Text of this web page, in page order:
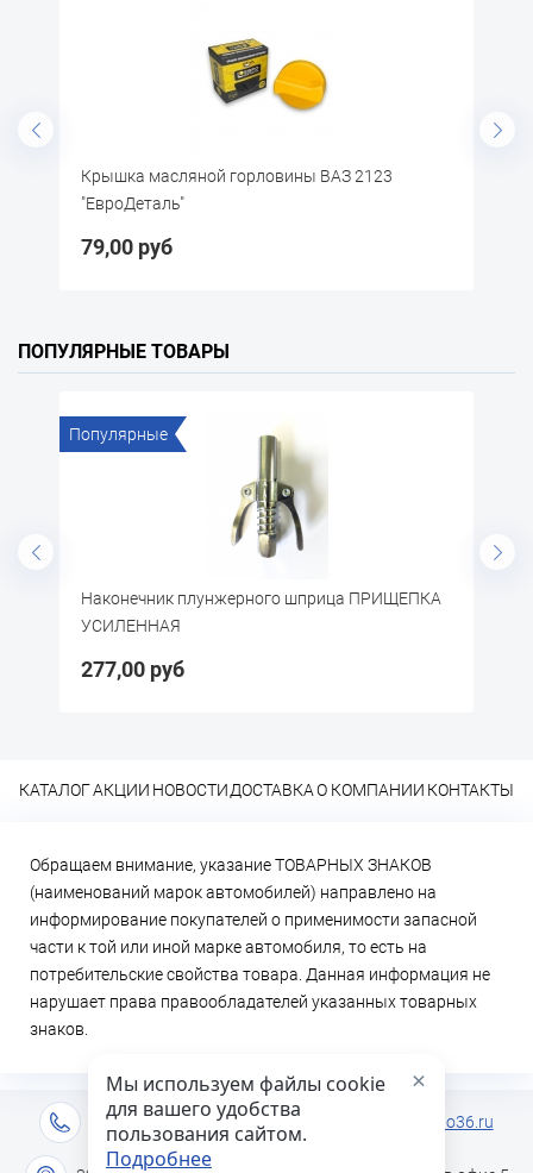
Крышка масляной горловины ВАЗ 2123
"ЕвроДеталь"
79,00 руб
ПОПУЛЯРНЫЕ ТОВАРЫ
Популярные
Наконечник плунжерного шприца ПРИЩЕПКА
УСИЛЕННАЯ
277,00 руб
КАТАЛОГАКЦИИ НОВОСТИДОСТАВКА О КОМПАНИИ КОНТАКТЫ
Обращаем внимание, указание ТОВАРНЫХ ЗНАКОВ
(наименований марок автомобилей) направлено на
информирование покупателей о применимости запасной
части к той или иной марке автомобиля, то есть на
потребительские свойства товара. Данная информация не
нарушает права правообладателей указанных товарных
знаков.
+7 (473) 2-333-717 info@lideravto36.ru
Мы используем файлы cookie
для вашего удобства
пользования сайтом.
Подробнее
×